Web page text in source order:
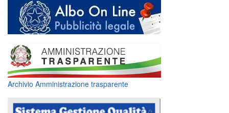
Archivio Amministrazione trasparente